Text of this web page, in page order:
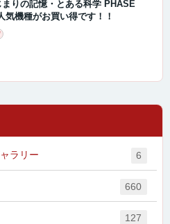
まりの記憶・とある科学 PHASE
気機種がお買い得です！！
ラリー 6
660
127